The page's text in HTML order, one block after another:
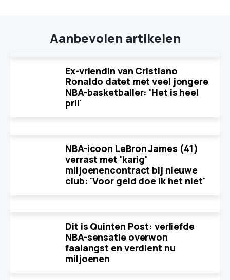
Aanbevolen artikelen
Ex-vriendin van Cristiano
Ronaldo datet met veel jongere
NBA-basketballer: 'Het is heel
pril'
NBA-icoon LeBron James (41)
verrast met 'karig'
miljoenencontract bij nieuwe
club: 'Voor geld doe ik het niet'
Dit is Quinten Post: verliefde
NBA-sensatie overwon
faalangst en verdient nu
miljoenen